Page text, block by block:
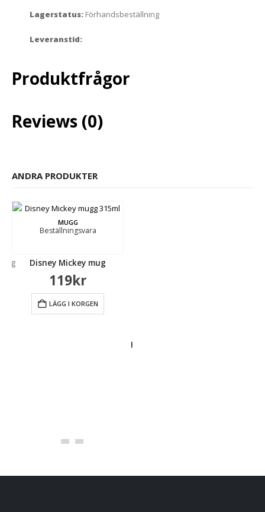
Lagerstatus: Förhandsbeställning
Leveranstid:
Produktfrågor
Reviews (0)
ANDRA PRODUKTER
MUGG
Beställningsvara
Disney Mickey mug
119kr
LÄGG I KORGEN
Harry Potter Kawaii Wizards mug